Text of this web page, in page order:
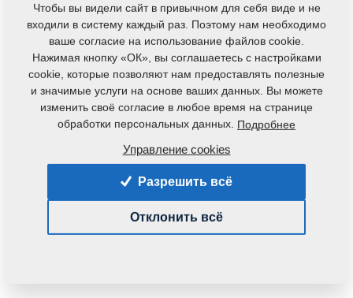
Чтобы вы видели сайт в привычном для себя виде и не
входили в систему каждый раз. Поэтому нам необходимо
ваше согласие на использование файлов cookie.
Нажимая кнопку «ОК», вы соглашаетесь с настройками
cookie, которые позволяют нам предоставлять полезные
и значимые услуги на основе ваших данных. Вы можете
изменить своё согласие в любое время на странице
обработки персональных данных. Подробнее
Управление cookies
Разрешить всё
Отклонить всё